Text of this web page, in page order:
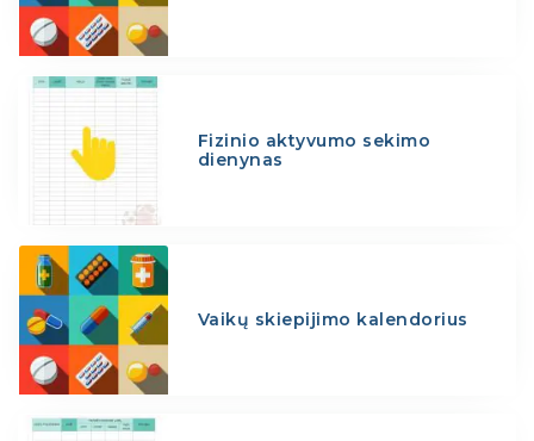
Fizinio aktyvumo sekimo
dienynas
Vaikų skiepijimo kalendorius